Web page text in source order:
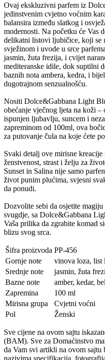
Ovaj ekskluzivni parfem iz
jedinstvenim cvjetno voćnim
balansira između slatkog i
modernosti. Na početku će Vas
delikatni listovi ljubičice, koji se
svježinom i uvode u srce
jasmin, žuta frezija, i cvijet
mediteranske idile, dok suptilni
baznih nota ambera, kedra, i
dugotrajnom senzualnošću.
Nositi Dolce&Gabbana Light
obećanje vječnog ljeta na koži –
ispunjen ljubavlju, suncem i
zapreminom od 100ml, ova
za putovanje čula na koje ćete
Svaki detalj ove mirisne
ženstvenost, strast i želju za
Sunset in Salina nije samo
život punim plućima, svjesni
da ponudi.
Dozvolite sebi da osjetite
svugdje, sa Dolce&Gabbana
Vaša prilika da zgrabite komad
blizu svog srca.
Šifra proizvoda PP-456
Gornje note
vinova loza, list
Srednje note
jasmin, žuta
Bazne note
amber, kedar,
Zapremina
100 ml
Mirisna grupa
Cvjetni voćni
Pol
Ženski
Sve cijene na ovom sajtu
(BAM). Sve za Domaćinstvo
da Vam svi artikli na ovom sajtu
nazivima specifikacija,